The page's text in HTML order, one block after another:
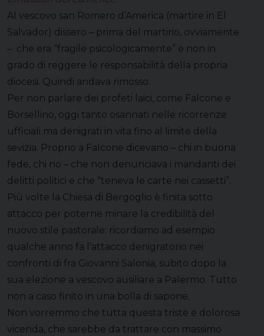
Al vescovo san Romero d’America (martire in El
Salvador) dissero – prima del martirio, ovviamente
– che era “fragile psicologicamente” e non in
grado di reggere le responsabilità della propria
diocesi. Quindi andava rimosso.
Per non parlare dei profeti laici, come Falcone e
Borsellino, oggi tanto osannati nelle ricorrenze
ufficiali ma denigrati in vita fino al limite della
sevizia. Proprio a Falcone dicevano – chi in buona
fede, chi no – che non denunciava i mandanti dei
delitti politici e che “teneva le carte nei cassetti”.
Più volte la Chiesa di Bergoglio è finita sotto
attacco per poterne minare la credibilità del
nuovo stile pastorale: ricordiamo ad esempio
qualche anno fa l’attacco denigratorio nei
confronti di fra Giovanni Salonia, subito dopo la
sua elezione a vescovo ausiliare a Palermo. Tutto
non a caso finito in una bolla di sapone.
Non vorremmo che tutta questa triste e dolorosa
vicenda, che sarebbe da trattare con massimo